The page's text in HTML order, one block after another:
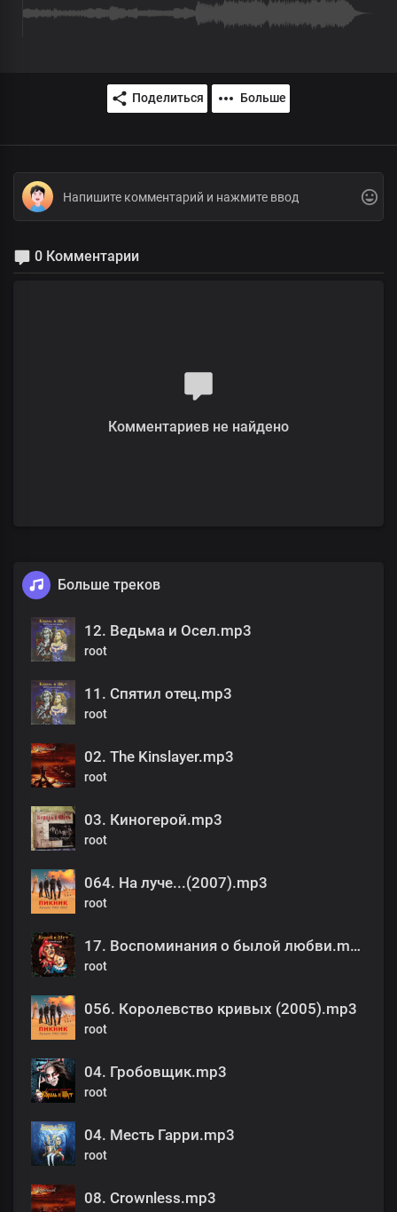
Поделиться Больше
0 Комментарии
Комментариев не найдено
Больше треков
12. Ведьма и Осел.mp3
root
11. Спятил отец.mp3
root
02. The Kinslayer.mp3
root
03. Киногерой.mp3
root
064. На луче...(2007).mp3
root
17. Воспоминания о былой любви.mp3
root
056. Королевство кривых (2005).mp3
root
04. Гробовщик.mp3
root
04. Месть Гарри.mp3
root
08. Crownless.mp3